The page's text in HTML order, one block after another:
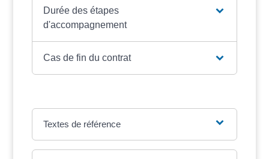
Durée des étapes
d'accompagnement
Cas de fin du contrat
Textes de référence